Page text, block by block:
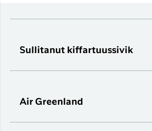
Sullitanut kiffartuussivik
Air Greenland